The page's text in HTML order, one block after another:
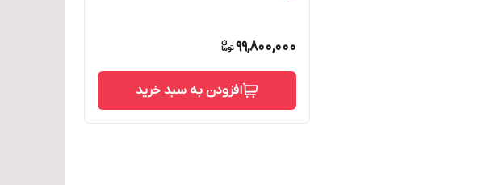
99,800,000
افزودن به سبد خرید